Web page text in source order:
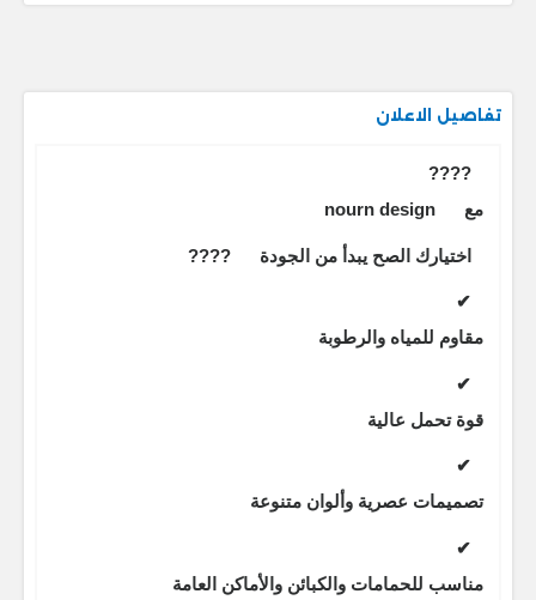
تفاصيل الاعلان
????
مع
nourn design
اختيارك الصح يبدأ من الجودة ????
✔
مقاوم للمياه والرطوبة
✔
قوة تحمل عالية
✔
تصميمات عصرية وألوان متنوعة
✔
مناسب للحمامات والكبائن والأماكن العامة